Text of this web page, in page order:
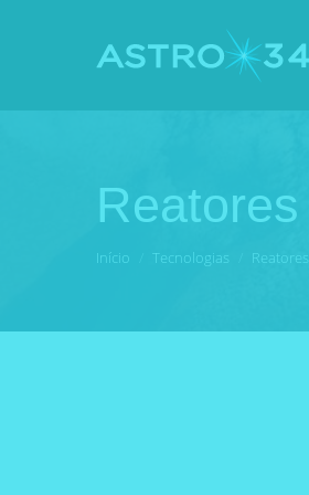
Reatores
Você está aqui:
Início Tecnologias Reatores